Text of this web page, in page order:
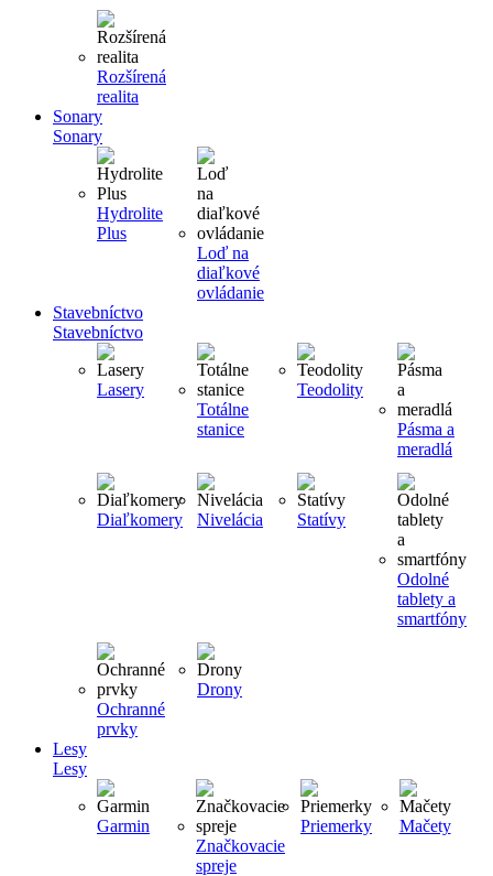
Rozšírená
realita
Sonary
Sonary
Hydrolite
Plus
Loď na
diaľkové
ovládanie
Stavebníctvo
Stavebníctvo
Lasery
Totálne
stanice
Teodolity
Pásma a
meradlá
Diaľkomery Nivelácia Statívy
Odolné
tablety a
smartfóny
Ochranné
prvky
Drony
Lesy
Lesy
Garmin
Značkovacie
spreje
Priemerky Mačety